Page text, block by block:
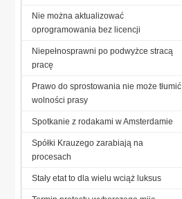
Nie można aktualizować
oprogramowania bez licencji
Niepełnosprawni po podwyżce stracą
pracę
Prawo do sprostowania nie może tłumić
wolności prasy
Spotkanie z rodakami w Amsterdamie
Spółki Krauzego zarabiają na
procesach
Stały etat to dla wielu wciąż luksus